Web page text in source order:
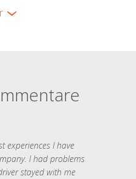
experiences I have
I had problems
stayed with me